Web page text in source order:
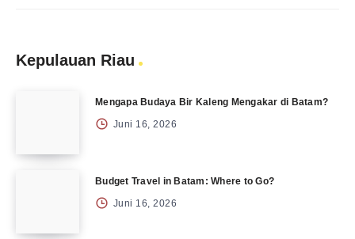
Kepulauan Riau
Mengapa Budaya Bir Kaleng Mengakar di Batam?
Juni 16, 2026
Budget Travel in Batam: Where to Go?
Juni 16, 2026